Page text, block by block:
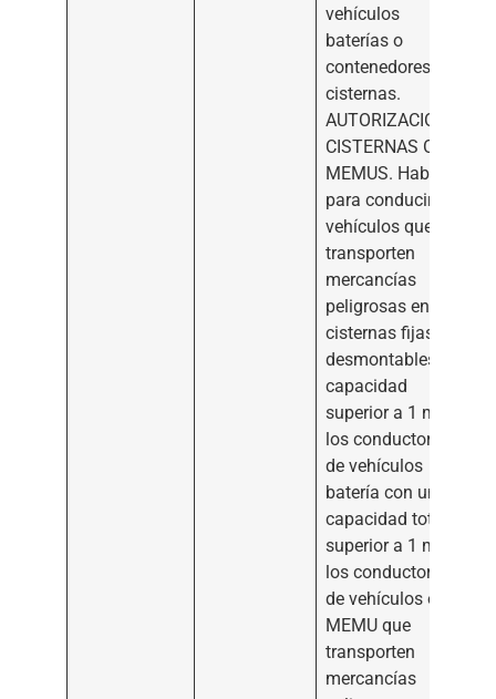
vehículos
baterías o
contenedores
cisternas.
AUTORIZACIÓN
CISTERNAS O
MEMUS. Habilita
para conducir
vehículos que
transporten
mercancías
peligrosas en
cisternas fijas o
desmontables de
capacidad
superior a 1 m
los conductores
de vehículos
batería con una
capacidad total
superior a 1 m
los conductores
de vehículos o
MEMU que
transporten
mercancías